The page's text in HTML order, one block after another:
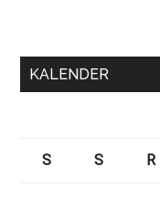
KALENDER
S
S R